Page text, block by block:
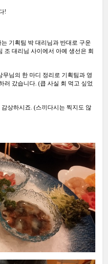
!
기획팀 박 대리님과 반대로 구운
조 대리님 사이에서 아예 생선은 회
무님의 한 마디 정리로 기획팀과 영
러 갔습니다. (큽 사실 회 먹고 싶었
상하시죠. (스끼다시는 찍지도 않